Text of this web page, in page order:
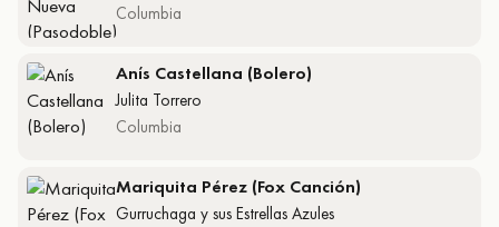
Columbia
Anís Castellana (Bolero)
Julita Torrero
Columbia
Mariquita Pérez (Fox Canción)
Gurruchaga y sus Estrellas Azules